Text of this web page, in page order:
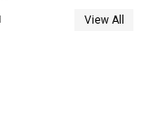
സിംഗ് ചൗഹാന്‍View All